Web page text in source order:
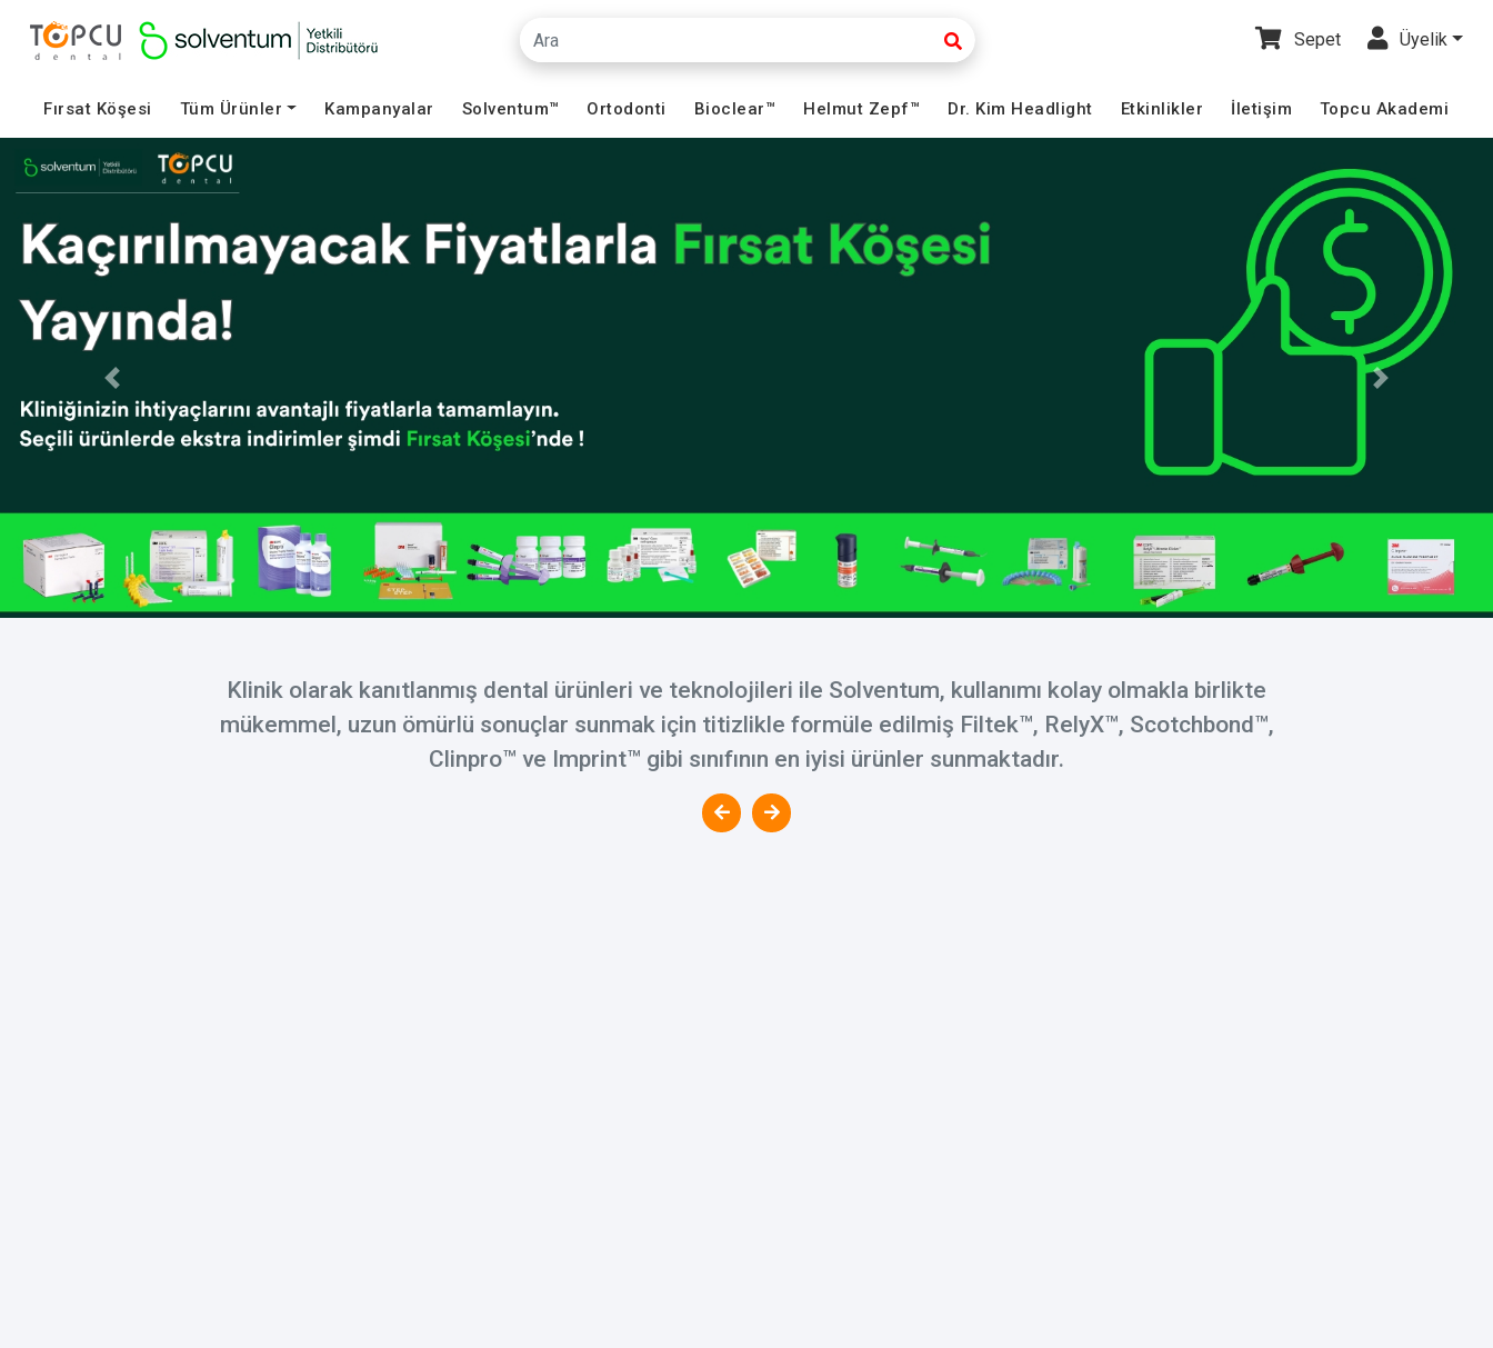
Sepet Üyelik
Fırsat Köşesi Tüm Ürünler Kampanyalar Solventum™ Ortodonti Bioclear™ Helmut Zepf™ Dr. Kim Headlight Etkinlikler İletişim Topcu Akademi
Klinik olarak kanıtlanmış dental ürünleri ve teknolojileri ile Solventum, kullanımı kolay olmakla birlikte
mükemmel, uzun ömürlü sonuçlar sunmak için titizlikle formüle edilmiş Filtek™️, RelyX™️, Scotchbond™️,
Clinpro™️ ve Imprint™️ gibi sınıfının en iyisi ürünler sunmaktadır.